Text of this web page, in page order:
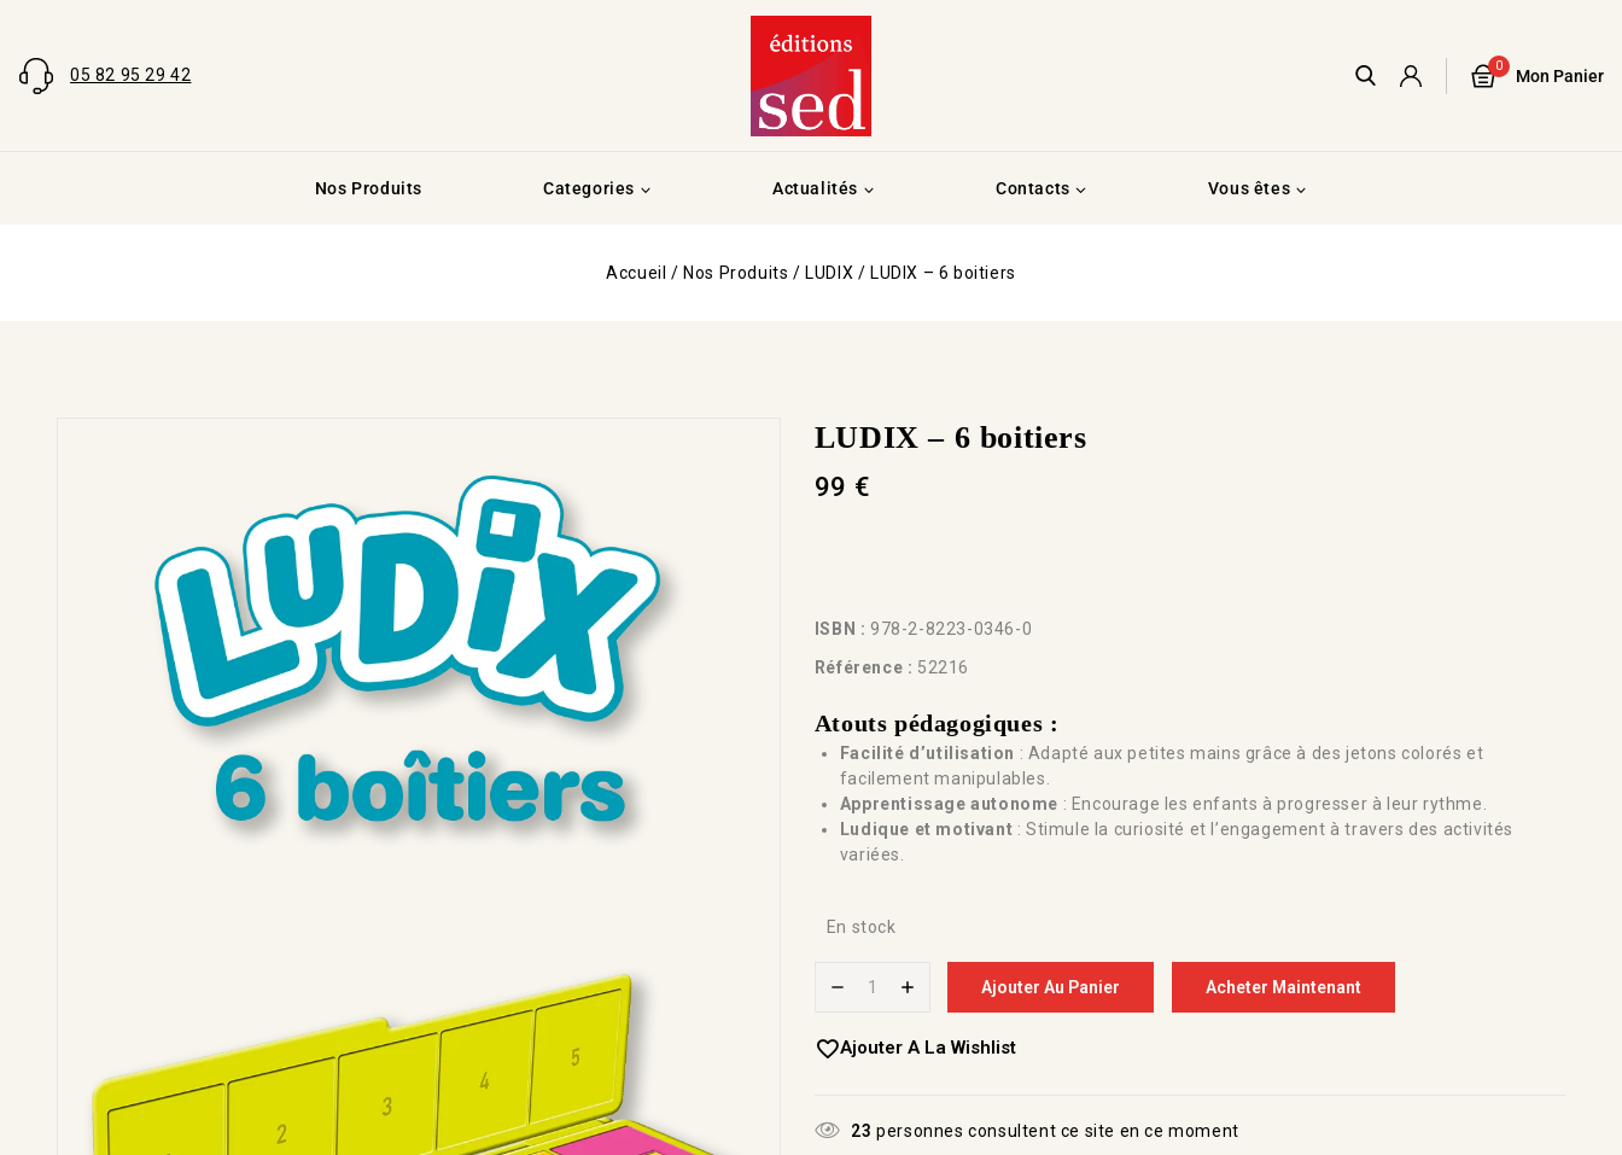
05 82 95 29 42 0
Mon Panier
Nos Produits Categories Actualités Contacts Vous êtes
Accueil / Nos Produits / LUDIX / LUDIX – 6 boitiers
LUDIX – 6 boitiers
99 €
ISBN : 978-2-8223-0346-0
Référence : 52216
Atouts pédagogiques :
Facilité d’utilisation : Adapté aux petites mains grâce à des jetons colorés et
facilement manipulables.
Apprentissage autonome : Encourage les enfants à progresser à leur rythme.
Ludique et motivant : Stimule la curiosité et l’engagement à travers des activités
variées.
En stock
Ajouter Au Panier Acheter Maintenant
Ajouter A La Wishlist
23 personnes consultent ce site en ce moment